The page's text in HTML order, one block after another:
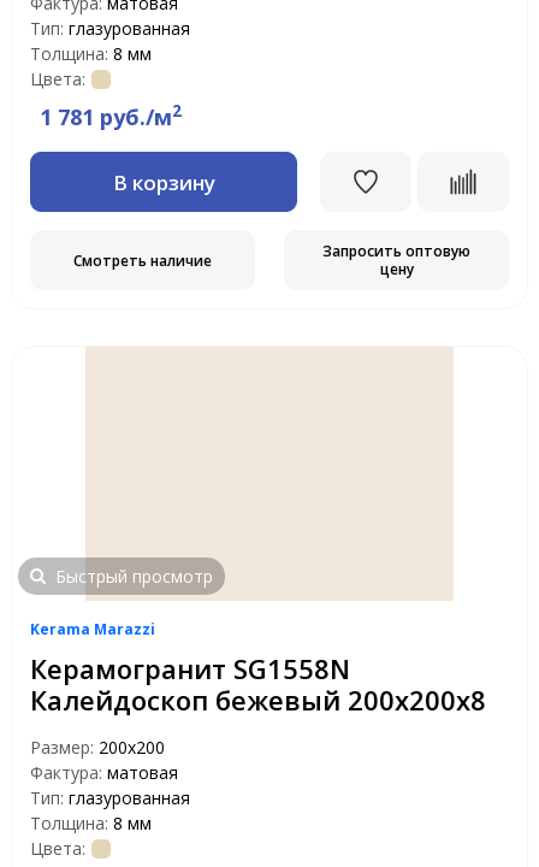
Тип: глазурованная
Толщина: 8 мм
Цвета:
1 781 руб./м2
В корзину
Смотреть наличие
Запросить оптовую
цену
Быстрый просмотр
Kerama Marazzi
Керамогранит SG1558N
Калейдоскоп бежевый 200х200х8
Размер: 200х200
Фактура: матовая
Тип: глазурованная
Толщина: 8 мм
Цвета: